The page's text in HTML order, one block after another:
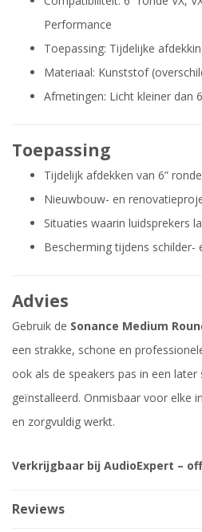
Performance
Toepassing: Tijdelijke
Materiaal: Kunststof
Afmetingen: Licht kleiner dan
Toepassing
Tijdelijk afdekken van 6”
Nieuwbouw- en
Situaties waarin luidsprekers
Bescherming tijdens schilder-
Advies
Gebruik de Sonance Medium
een strakke, schone en
ook als de speakers pas in een
geïnstalleerd. Onmisbaar voor elke
en zorgvuldig werkt.
Verkrijgbaar bij AudioExpert –
Reviews